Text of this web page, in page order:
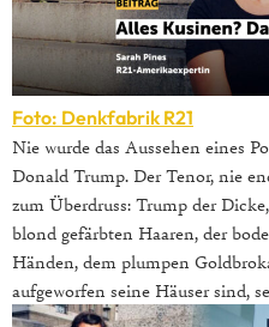
Foto: Denkfabrik R21
Nie wurde das Aussehen eines
Donald Trump. Der Tenor, nie
zum Überdruss: Trump der
blond gefärbten Haaren, der
Händen, dem plumpen
aufgeworfen seine Häuser sind,